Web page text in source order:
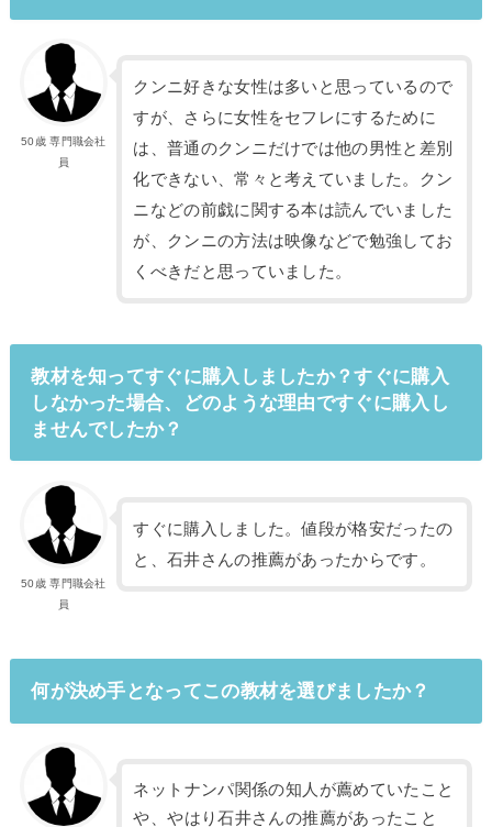
50歳 専門職会社
員
クンニ好きな女性は多いと思っているので
すが、さらに女性をセフレにするために
は、普通のクンニだけでは他の男性と差別
化できない、常々と考えていました。クン
ニなどの前戯に関する本は読んでいました
が、クンニの方法は映像などで勉強してお
くべきだと思っていました。
教材を知ってすぐに購入しましたか？すぐに購入
しなかった場合、どのような理由ですぐに購入し
ませんでしたか？
50歳 専門職会社
員
すぐに購入しました。値段が格安だったの
と、石井さんの推薦があったからです。
何が決め手となってこの教材を選びましたか？
ネットナンパ関係の知人が薦めていたこと
や、やはり石井さんの推薦があったこと